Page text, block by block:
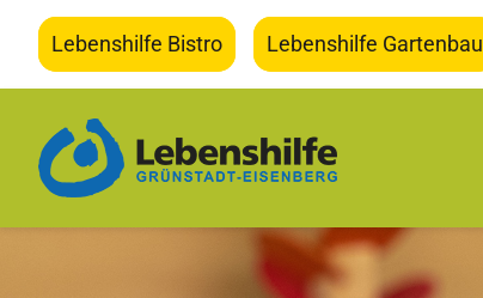
Zum
Inhalt
Lebenshilfe Bistro Lebenshilfe Gartenbau